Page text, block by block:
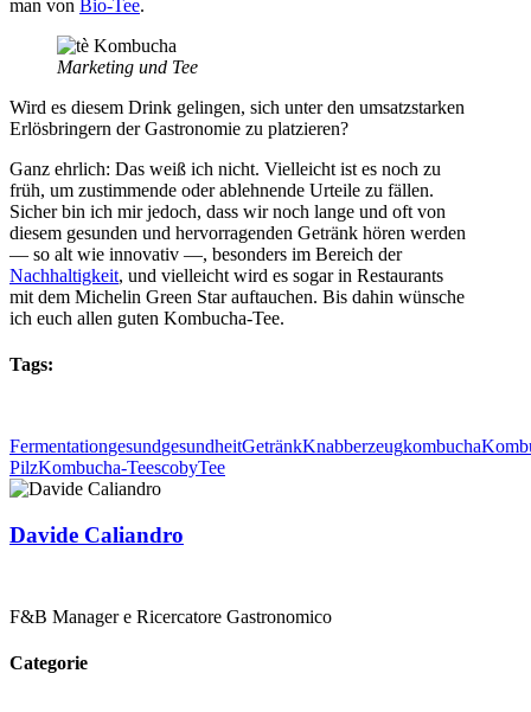
man von Bio-Tee.
Marketing und Tee
Wird es diesem Drink gelingen, sich unter den umsatzstarken
Erlösbringern der Gastronomie zu platzieren?
Ganz ehrlich: Das weiß ich nicht. Vielleicht ist es noch zu
früh, um zustimmende oder ablehnende Urteile zu fällen.
Sicher bin ich mir jedoch, dass wir noch lange und oft von
diesem gesunden und hervorragenden Getränk hören werden
— so alt wie innovativ —, besonders im Bereich der
Nachhaltigkeit, und vielleicht wird es sogar in Restaurants
mit dem Michelin Green Star auftauchen. Bis dahin wünsche
ich euch allen guten Kombucha-Tee.
Tags:
FermentationgesundgesundheitGetränkKnabberzeugkombucha
PilzKombucha-TeescobyTee
Davide Caliandro
F&B Manager e Ricercatore Gastronomico
Categorie